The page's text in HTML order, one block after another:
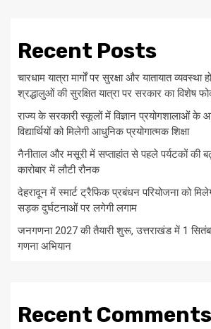
Recent Posts
चारधाम यात्रा मार्गों पर सुरक्षा और यातायात
श्रद्धालुओं की सुरक्षित यात्रा पर सरकार का विशेष
राज्य के सरकारी स्कूलों में विज्ञान प्रयोगशालाओं के
विद्यार्थियों को मिलेगी आधुनिक प्रयोगात्मक शिक्षा
नैनीताल और मसूरी में सप्ताहांत से पहले पर्यटकों की
कारोबार में लौटी रौनक
देहरादून में स्मार्ट ट्रैफिक प्रबंधन परियोजना को
सड़क दुर्घटनाओं पर लगेगी लगाम
जनगणना 2027 की तैयारी शुरू, उत्तराखंड में 1
गणना अभियान
Recent Comments